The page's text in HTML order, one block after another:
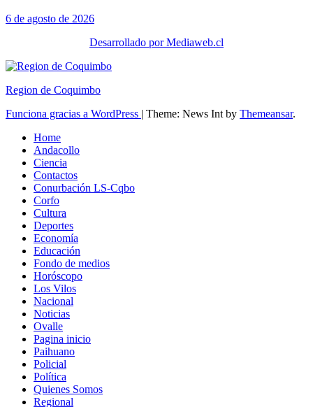
6 de agosto de 2026
Desarrollado por Mediaweb.cl
Region de Coquimbo
Funciona gracias a WordPress | Theme: News Int by Themeansar.
Home
Andacollo
Ciencia
Contactos
Conurbación LS-Cqbo
Corfo
Cultura
Deportes
Economía
Educación
Fondo de medios
Horóscopo
Los Vilos
Nacional
Noticias
Ovalle
Pagina inicio
Paihuano
Policial
Política
Quienes Somos
Regional